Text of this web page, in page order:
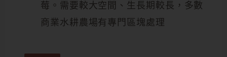
莓。需要較大空間、生長期較長，多數
商業水耕農場有專門區塊處理